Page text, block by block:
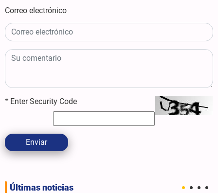
Correo electrónico
* Enter Security Code
Enviar
Últimas noticias